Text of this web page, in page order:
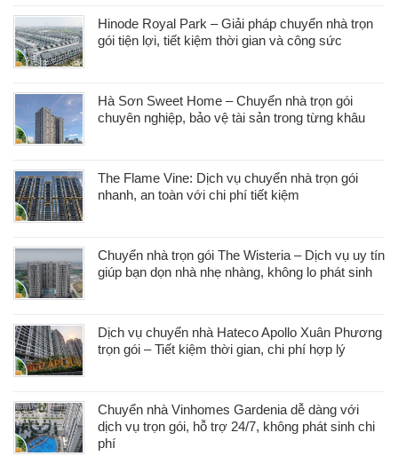
Hinode Royal Park – Giải pháp chuyển nhà trọn
gói tiện lợi, tiết kiệm thời gian và công sức
Hà Sơn Sweet Home – Chuyển nhà trọn gói
chuyên nghiệp, bảo vệ tài sản trong từng khâu
The Flame Vine: Dịch vụ chuyển nhà trọn gói
nhanh, an toàn với chi phí tiết kiệm
Chuyển nhà trọn gói The Wisteria – Dịch vụ uy tín
giúp bạn dọn nhà nhẹ nhàng, không lo phát sinh
Dịch vụ chuyển nhà Hateco Apollo Xuân Phương
trọn gói – Tiết kiệm thời gian, chi phí hợp lý
Chuyển nhà Vinhomes Gardenia dễ dàng với
dịch vụ trọn gói, hỗ trợ 24/7, không phát sinh chi
phí